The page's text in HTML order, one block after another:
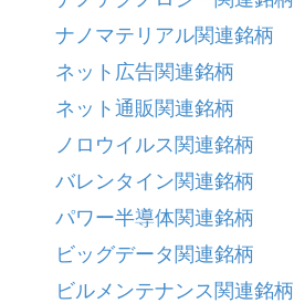
ナノマテリアル関連銘柄
ネット広告関連銘柄
ネット通販関連銘柄
ノロウイルス関連銘柄
バレンタイン関連銘柄
パワー半導体関連銘柄
ビッグデータ関連銘柄
ビルメンテナンス関連銘柄